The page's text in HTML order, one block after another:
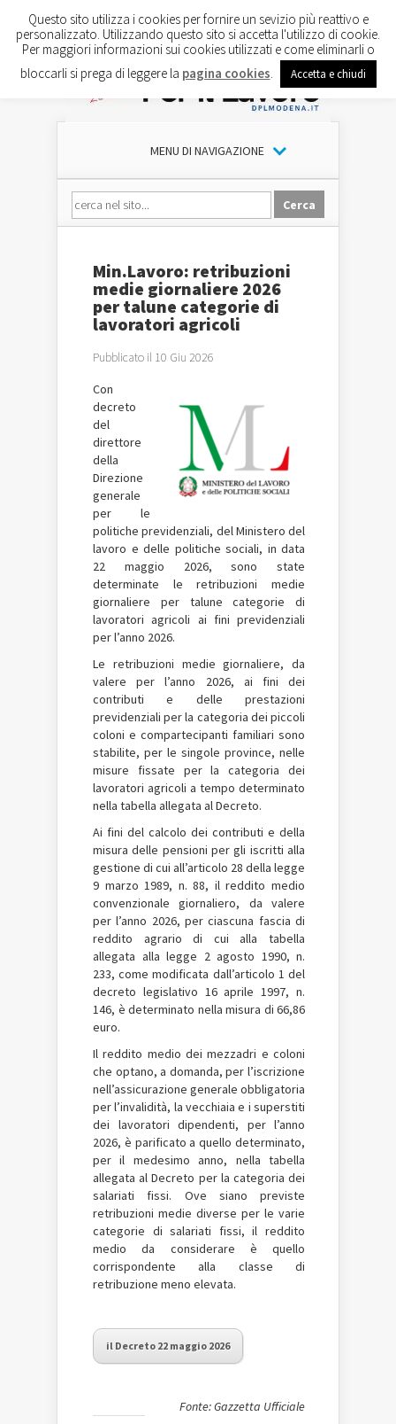
MENU DI NAVIGAZIONE
Min.Lavoro: retribuzioni
medie giornaliere 2026
per talune categorie di
lavoratori agricoli
Pubblicato il 10 Giu 2026
Con
decreto
del
direttore
della
Direzione
generale
per le
politiche previdenziali, del Ministero del
lavoro e delle politiche sociali, in data
22 maggio 2026, sono state
determinate le retribuzioni medie
giornaliere per talune categorie di
lavoratori agricoli ai fini previdenziali
per l’anno 2026.
Le retribuzioni medie giornaliere, da
valere per l’anno 2026, ai fini dei
contributi e delle prestazioni
previdenziali per la categoria dei piccoli
coloni e compartecipanti familiari sono
stabilite, per le singole province, nelle
misure fissate per la categoria dei
lavoratori agricoli a tempo determinato
nella tabella allegata al Decreto.
Ai fini del calcolo dei contributi e della
misura delle pensioni per gli iscritti alla
gestione di cui all’articolo 28 della legge
9 marzo 1989, n. 88, il reddito medio
convenzionale giornaliero, da valere
per l’anno 2026, per ciascuna fascia di
reddito agrario di cui alla tabella
allegata alla legge 2 agosto 1990, n.
233, come modificata dall’articolo 1 del
decreto legislativo 16 aprile 1997, n.
146, è determinato nella misura di 66,86
euro.
Il reddito medio dei mezzadri e coloni
che optano, a domanda, per l’iscrizione
nell’assicurazione generale obbligatoria
per l’invalidità, la vecchiaia e i superstiti
dei lavoratori dipendenti, per l’anno
2026, è parificato a quello determinato,
per il medesimo anno, nella tabella
allegata al Decreto per la categoria dei
salariati fissi. Ove siano previste
retribuzioni medie diverse per le varie
categorie di salariati fissi, il reddito
medio da considerare è quello
corrispondente alla classe di
retribuzione meno elevata.
il Decreto 22 maggio 2026
Fonte: Gazzetta Ufficiale
Questo sito utilizza i cookies per fornire un sevizio più reattivo e
personalizzato. Utilizzando questo sito si accetta l'utilizzo di cookie.
Per maggiori informazioni sui cookies utilizzati e come eliminarli o
bloccarli si prega di leggere la pagina cookies Accetta e chiudi